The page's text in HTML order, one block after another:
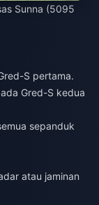
Sunna (5095
S pertama.
Gred-S kedua
sepanduk
atau jaminan